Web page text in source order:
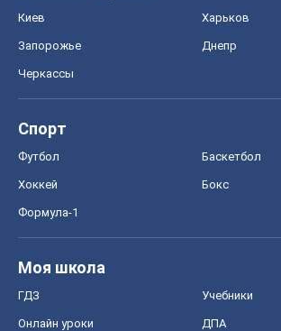
Киев Харьков
Запорожье Днепр
Черкассы
Спорт
Футбол Баскетбол
Хоккей Бокс
Формула-1
Моя школа
ГДЗ Учебники
Онлайн уроки ДПА